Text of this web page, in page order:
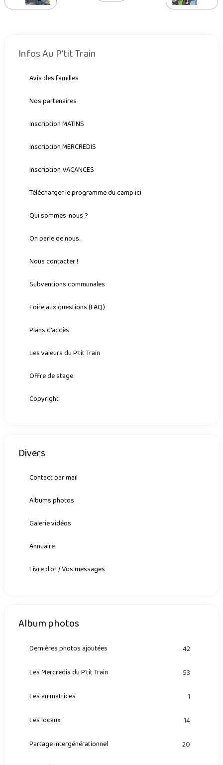
Infos Au P'tit Train
Avis des familles
Nos partenaires
Inscription MATINS
Inscription MERCREDIS
Inscription VACANCES
Télécharger le programme du camp ici
Qui sommes-nous ?
On parle de nous...
Nous contacter !
Subventions communales
Foire aux questions (FAQ)
Plans d'accès
Les valeurs du P'tit Train
Offre de stage
Copyright
Divers
Contact par mail
Albums photos
Galerie vidéos
Annuaire
Livre d'or / Vos messages
Album photos
Dernières photos ajoutées 42
Les Mercredis du P'tit Train 53
Les animatrices 1
Les locaux 14
Partage intergénérationnel 20